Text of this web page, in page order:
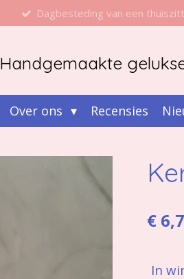
Dagbesteding van een
Handgemaakte
Over ons Recensies
€
In